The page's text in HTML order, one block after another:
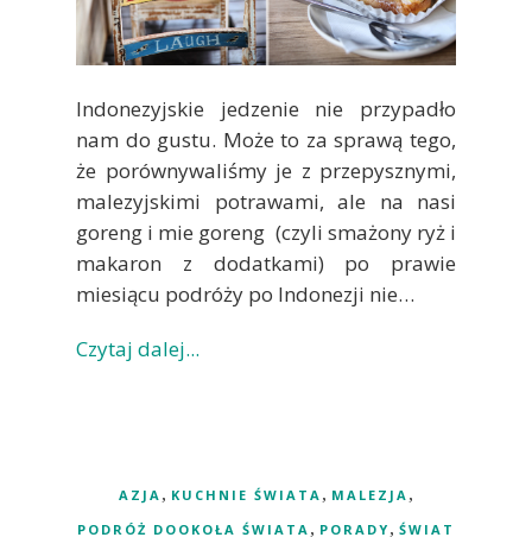
Indonezyjskie jedzenie nie przypadło
nam do gustu. Może to za sprawą tego,
że porównywaliśmy je z przepysznymi,
malezyjskimi potrawami, ale na nasi
goreng i mie goreng (czyli smażony ryż i
makaron z dodatkami) po prawie
miesiącu podróży po Indonezji nie…
Czytaj dalej...
AZJA , KUCHNIE ŚWIATA , MALEZJA ,
PODRÓŻ DOOKOŁA ŚWIATA , PORADY , ŚWIAT